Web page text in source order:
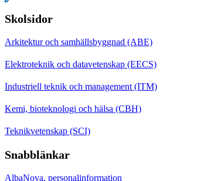
Skolsidor
Arkitektur och samhällsbyggnad (ABE)
Elektroteknik och datavetenskap (EECS)
Industriell teknik och management (ITM)
Kemi, bioteknologi och hälsa (CBH)
Teknikvetenskap (SCI)
Snabblänkar
AlbaNova, personalinformation